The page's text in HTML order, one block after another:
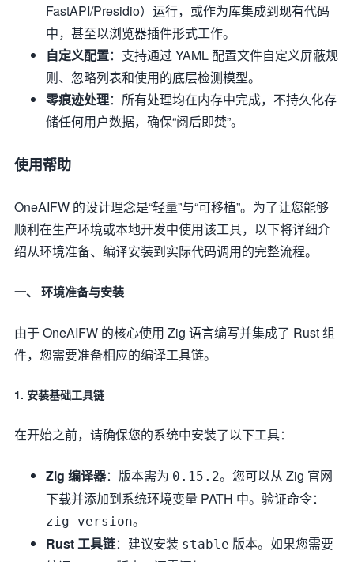
FastAPI/Presidio）运行，或作为库集成到现有代码
中，甚至以浏览器插件形式工作。
自定义配置：支持通过 YAML 配置文件自定义屏蔽规
则、忽略列表和使用的底层检测模型。
零痕迹处理：所有处理均在内存中完成，不持久化存
储任何用户数据，确保“阅后即焚”。
使用帮助
OneAIFW 的设计理念是“轻量”与“可移植”。为了让您能够
顺利在生产环境或本地开发中使用该工具，以下将详细介
绍从环境准备、编译安装到实际代码调用的完整流程。
一、 环境准备与安装
由于 OneAIFW 的核心使用 Zig 语言编写并集成了 Rust 组
件，您需要准备相应的编译工具链。
1. 安装基础工具链
在开始之前，请确保您的系统中安装了以下工具：
Zig 编译器：版本需为 0.15.2。您可以从 Zig 官网
下载并添加到系统环境变量 PATH 中。验证命令：
zig version。
Rust 工具链：建议安装 stable 版本。如果您需要